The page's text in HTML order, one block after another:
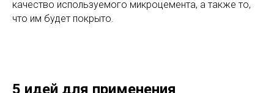
качество используемого микроцемента, а также то,
что им будет покрыто.
5 идей для применения